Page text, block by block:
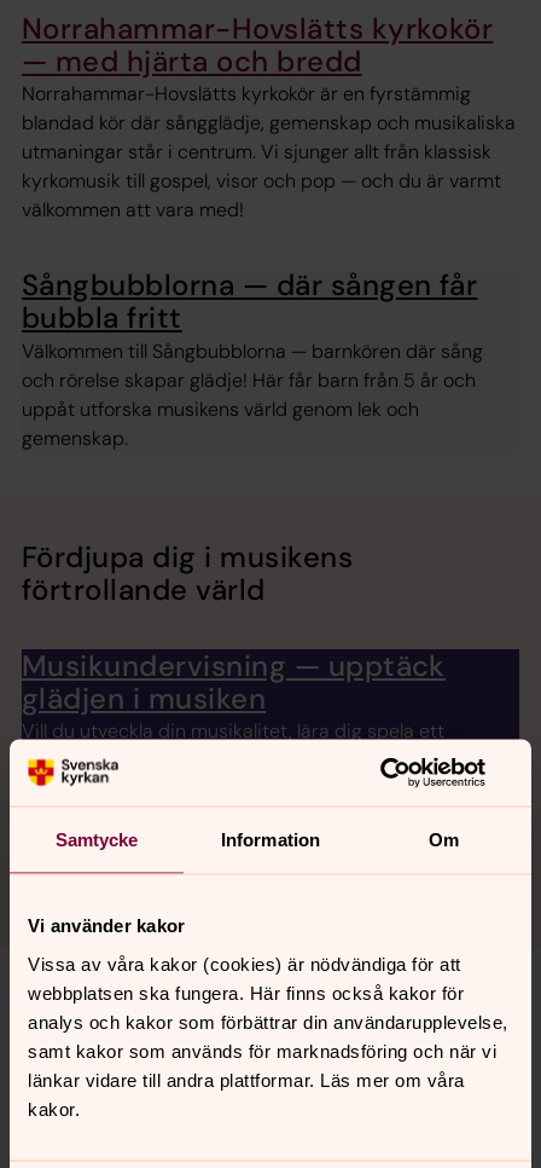
Samtycke Information Om
Vi använder kakor
Vissa av våra kakor (cookies) är nödvändiga för att
webbplatsen ska fungera. Här finns också kakor för
analys och kakor som förbättrar din användarupplevelse,
samt kakor som används för marknadsföring och när vi
länkar vidare till andra plattformar. Läs mer om våra
kakor.
Norrahammar-Hovslätts kyrkokör
— med hjärta och bredd
Norrahammar-Hovslätts kyrkokör är en fyrstämmig
blandad kör där sångglädje, gemenskap och musikaliska
utmaningar står i centrum. Vi sjunger allt från klassisk
kyrkomusik till gospel, visor och pop — och du är varmt
välkommen att vara med!
Sångbubblorna — där sången får
bubbla fritt
Välkommen till Sångbubblorna — barnkören där sång
och rörelse skapar glädje! Här får barn från 5 år och
uppåt utforska musikens värld genom lek och
gemenskap.
Fördjupa dig i musikens
förtrollande värld
Musikundervisning — upptäck
glädjen i musiken
Vill du utveckla din musikalitet, lära dig spela ett
instrument eller förbättra din sång? Hos oss finns
möjlighet att få professionell musikundervisning i orgel,
erfaren.
Kontaktpersoner
Sök på namn, yrkestitel eller kyrka